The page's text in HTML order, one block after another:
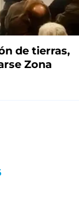
de tierras,
Zona